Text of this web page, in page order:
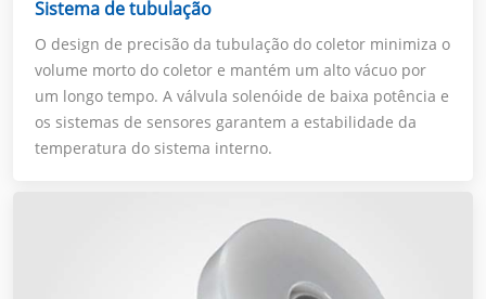
Sistema de tubulação
O design de precisão da tubulação do coletor minimiza o
volume morto do coletor e mantém um alto vácuo por
um longo tempo. A válvula solenóide de baixa potência e
os sistemas de sensores garantem a estabilidade da
temperatura do sistema interno.